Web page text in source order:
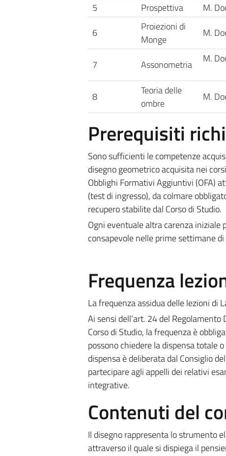
5 Prospettiva M.
6
Proiezioni di
Monge
M.
7 Assonometria M.
8
Teoria delle
ombre
M.
Prerequisiti
Sono sufficienti le competenze
disegno geometrico acquisita nei
Obblighi Formativi Aggiuntivi (OFA)
(test di ingresso), da colmare
recupero stabilite dal Corso di Studio.
Ogni eventuale altra carenza iniziale
consapevole nelle prime settimane
Frequenza
La frequenza assidua delle lezioni di
Ai sensi dell’art. 24 del
Corso di Studio, la frequenza è
possono chiedere la dispensa totale
dispensa è deliberata dal Consiglio
partecipare agli appelli dei relativi
integrative.
Contenuti del
Il disegno rappresenta lo strumento
attraverso il quale si dispiega il